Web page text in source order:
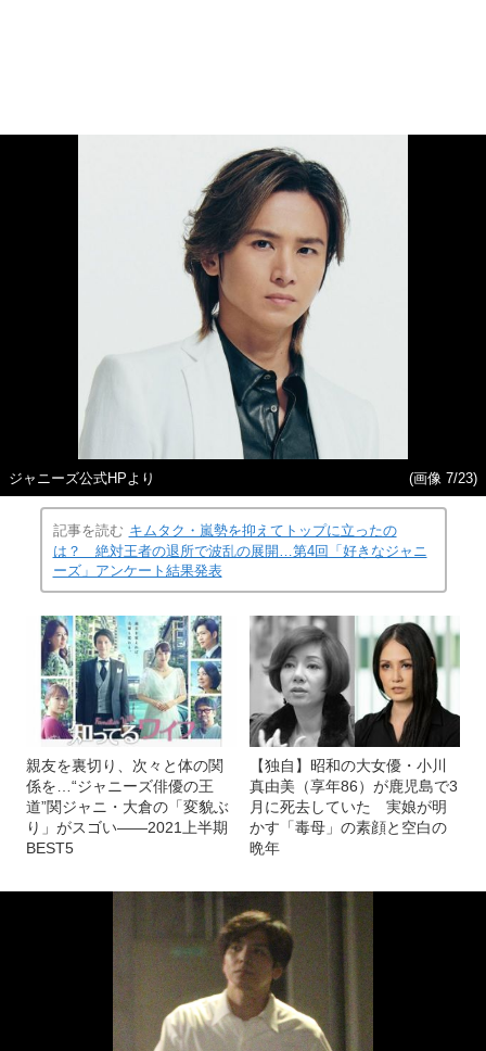
ジャニーズ公式HPより (画像 7/23)
記事を読む キムタク・嵐勢を抑えてトップに立ったの
は？ 絶対王者の退所で波乱の展開…第4回「好きなジャニ
ーズ」アンケート結果発表
親友を裏切り、次々と体の関
係を…“ジャニーズ俳優の王
道”関ジャニ・大倉の「変貌ぶ
り」がスゴい――2021上半期
BEST5
【独自】昭和の大女優・小川
真由美（享年86）が鹿児島で3
月に死去していた 実娘が明
かす「毒母」の素顔と空白の
晩年